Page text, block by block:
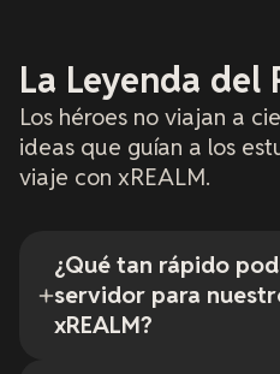
La Leyenda del
Los héroes no viajan a
ideas que guían a los
viaje con xREALM.
¿Qué tan rápido
servidor para
xREALM?